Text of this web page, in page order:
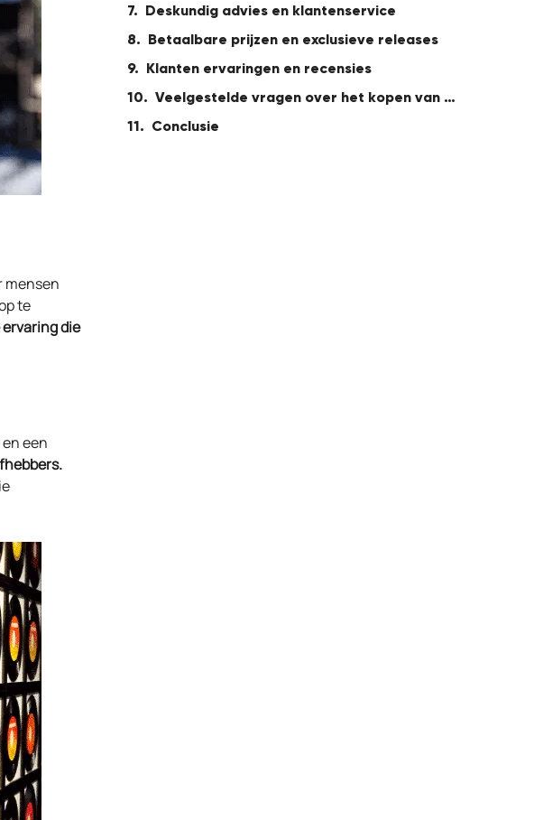
mensen
te
die
een
Deskundig advies en klantenservice
Betaalbare prijzen en exclusieve releases
Klanten ervaringen en recensies
Veelgestelde vragen over het kopen van vinylplaten
Conclusie